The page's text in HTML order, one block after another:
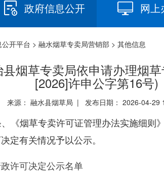
政府信息公开 网上
开平台 > 融水烟草专卖局营销部 > 其他信息
烟草专卖局依申请办理烟
[2026]许申公字第16号)
来源： 融水县烟草局 | 发布日期： 2026-04-29
《烟草专卖许可证管理办法实施细则
定有关情况予以公示。
许可决定公示名单